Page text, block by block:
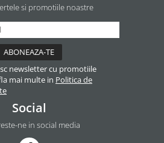
si promotiile noastre
newsletter cu promotiile
mai multe in Politica de
Social
ne in social media